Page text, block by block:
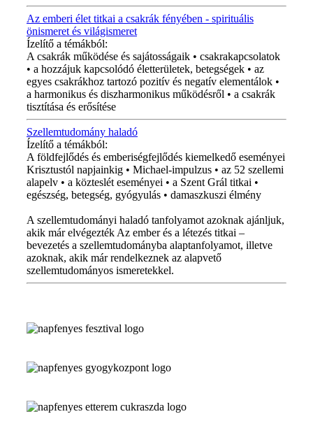
Az emberi élet titkai a csakrák fényében - spirituális
önismeret és világismeret
Ízelítő a témákból:
A csakrák működése és sajátosságaik • csakrakapcsolatok
• a hozzájuk kapcsolódó életterületek, betegségek • az
egyes csakrákhoz tartozó pozitív és negatív elementálok •
a harmonikus és diszharmonikus működésről • a csakrák
tisztítása és erősítése
Szellemtudomány haladó
Ízelítő a témákból:
A földfejlődés és emberiségfejlődés kiemelkedő eseményei
Krisztustól napjainkig • Michael-impulzus • az 52 szellemi
alapelv • a közteslét eseményei • a Szent Grál titkai •
egészség, betegség, gyógyulás • damaszkuszi élmény
A szellemtudományi haladó tanfolyamot azoknak ajánljuk,
akik már elvégezték Az ember és a létezés titkai –
bevezetés a szellemtudományba alaptanfolyamot, illetve
azoknak, akik már rendelkeznek az alapvető
szellemtudományos ismeretekkel.